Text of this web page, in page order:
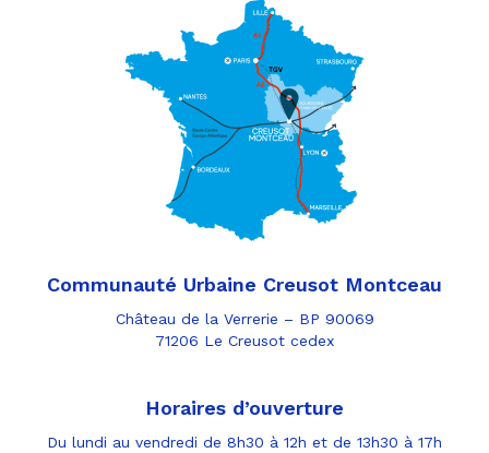
Communauté Urbaine Creusot Montceau
Château de la Verrerie – BP 90069
71206 Le Creusot cedex
Horaires d’ouverture
Du lundi au vendredi de 8h30 à 12h et de 13h30 à 17h